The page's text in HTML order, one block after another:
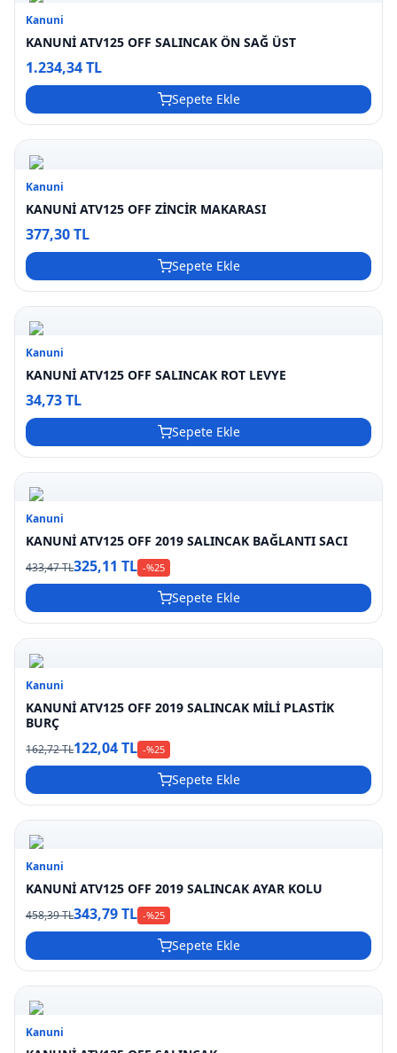
Kanuni
KANUNİ ATV125 OFF SALINCAK ÖN SAĞ ÜST
1.234,34 TL
Sepete Ekle
Kanuni
KANUNİ ATV125 OFF ZİNCİR MAKARASI
377,30 TL
Sepete Ekle
Kanuni
KANUNİ ATV125 OFF SALINCAK ROT LEVYE
34,73 TL
Sepete Ekle
Kanuni
KANUNİ ATV125 OFF 2019 SALINCAK BAĞLANTI SACI
433,47 TL325,11 TL -%25
Sepete Ekle
Kanuni
KANUNİ ATV125 OFF 2019 SALINCAK MİLİ PLASTİK
BURÇ
162,72 TL122,04 TL -%25
Sepete Ekle
Kanuni
KANUNİ ATV125 OFF 2019 SALINCAK AYAR KOLU
458,39 TL343,79 TL -%25
Sepete Ekle
Kanuni